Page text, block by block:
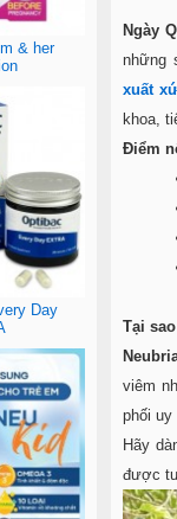
Ngày
những
xuất
khoa,
Điểm
Tại
viêm
phối
Hãy
được
& her
Day